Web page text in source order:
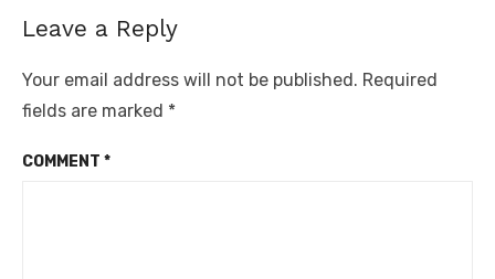
Leave a Reply
Your email address will not be published. Required
fields are marked *
COMMENT *